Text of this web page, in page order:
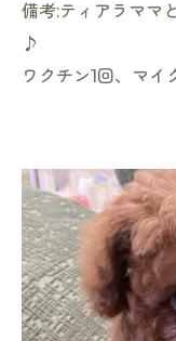
備考:ティアラママ
♪
ワクチン1回、マイ